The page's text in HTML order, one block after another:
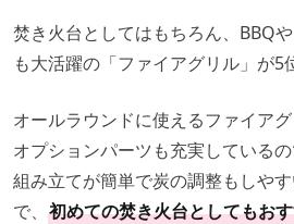
焚き火台としてはもちろん、BBQ
も大活躍の「ファイアグリル」が5
オールラウンドに使えるファイア
オプションパーツも充実している
組み立てが簡単で炭の調整もしや
で、 初めての焚き火台としてもお